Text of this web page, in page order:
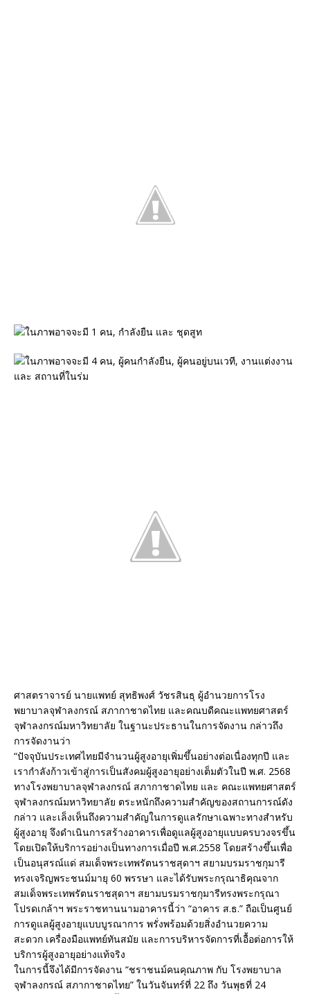
ศาสตราจารย์ นายแพทย์ สุทธิพงศ์ วัชรสินธุ ผู้อำนวยการโรง
พยาบาลจุฬาลงกรณ์ สภากาชาดไทย และคณบดีคณะแพทยศาสตร์
จุฬาลงกรณ์มหาวิทยาลัย ในฐานะประธานในการจัดงาน กล่าวถึง
การจัดงานว่า
“ปัจจุบันประเทศไทยมีจำนวนผู้สูงอายุเพิ่มขึ้นอย่างต่อเนื่องทุกปี และ
เรากำลังก้าวเข้าสู่การเป็นสังคมผู้สูงอายุอย่างเต็มตัวในปี พ.ศ. 2568
ทางโรงพยาบาลจุฬาลงกรณ์ สภากาชาดไทย และ คณะแพทยศาสตร์
จุฬาลงกรณ์มหาวิทยาลัย ตระหนักถึงความสำคัญของสถานการณ์ดัง
กล่าว และเล็งเห็นถึงความสำคัญในการดูแลรักษาเฉพาะทางสำหรับ
ผู้สูงอายุ จึงดำเนินการสร้างอาคารเพื่อดูแลผู้สูงอายุแบบครบวงจรขึ้น
โดยเปิดให้บริการอย่างเป็นทางการเมื่อปี พ.ศ.2558 โดยสร้างขึ้นเพื่อ
เป็นอนุสรณ์แด่ สมเด็จพระเทพรัตนราชสุดาฯ สยามบรมราชกุมารี
ทรงเจริญพระชนม์มายุ 60 พรรษา และได้รับพระกรุณาธิคุณจาก
สมเด็จพระเทพรัตนราชสุดาฯ สยามบรมราชกุมารีทรงพระกรุณา
โปรดเกล้าฯ พระราชทานนามอาคารนี้ว่า “อาคาร ส.ธ.” ถือเป็นศูนย์
การดูแลผู้สูงอายุแบบบูรณาการ พรั่งพร้อมด้วยสิ่งอำนวยความ
สะดวก เครื่องมือแพทย์ทันสมัย และการบริหารจัดการที่เอื้อต่อการให้
บริการผู้สูงอายุอย่างแท้จริง
ในการนี้จึงได้มีการจัดงาน “ชราชนม์คนคุณภาพ กับ โรงพยาบาล
จุฬาลงกรณ์ สภากาชาดไทย” ในวันจันทร์ที่ 22 ถึง วันพุธที่ 24